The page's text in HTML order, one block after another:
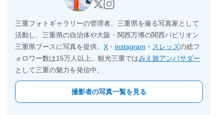
三重フォトギャラリーの管理者。三重県を撮る写真家として
活動し、三重県の自治体や大阪・関西万博の関西パビリオン
三重県ブースに写真を提供。 X ・ instagram ・ スレッズの総フ
ォロワー数は15万人以上。観光三重ではみえ旅アンバサダー
として三重の魅力を発信中。
撮影者の写真一覧を見る